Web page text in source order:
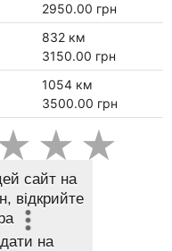
2950.00 грн
832 км
3150.00 грн
1054 км
3500.00 грн
★ ★
НА КАРТІ
сайт на
відкрийте
на